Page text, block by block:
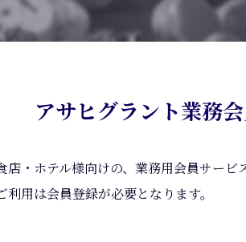
アサヒグラント業務
店・ホテル様向けの、業務用会員サービ
用は会員登録が必要となります。